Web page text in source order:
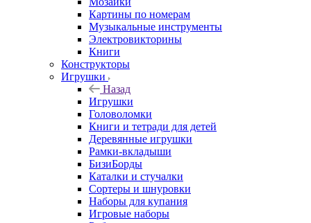
Картины по номерам
Музыкальные инструменты
Электровикторины
Книги
Конструкторы
Игрушки
Назад
Игрушки
Головоломки
Книги и тетради для детей
Деревянные игрушки
Рамки-вкладыши
БизиБорды
Каталки и стучалки
Сортеры и шнуровки
Наборы для купания
Игровые наборы